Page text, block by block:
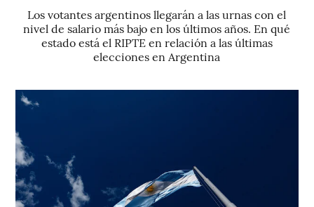
Los votantes argentinos llegarán a las urnas con el
nivel de salario más bajo en los últimos años. En qué
estado está el RIPTE en relación a las últimas
elecciones en Argentina